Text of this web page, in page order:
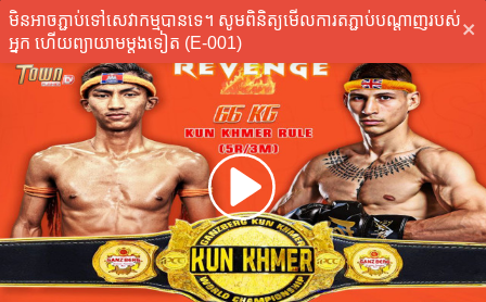
ភ្ជាប់
នអាចភ្ជាប់ទៅសេវាកម្មបានទេ។ សូមពិនិត្យមើលការតភ្ជាប់បណ្តាញរបស់
នក ហើយព្យាយាមម្តងទៀត (E-001)